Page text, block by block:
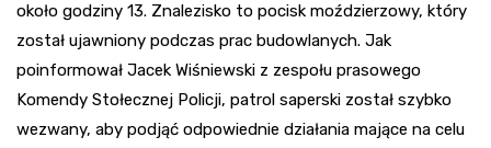
około godziny 13. Znalezisko to pocisk moździerzowy, który
został ujawniony podczas prac budowlanych. Jak
poinformował Jacek Wiśniewski z zespołu prasowego
Komendy Stołecznej Policji, patrol saperski został szybko
wezwany, aby podjąć odpowiednie działania mające na celu